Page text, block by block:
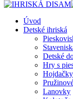
Úvod
Detské ihriská
Detské
Hry s
Hojdačky
Lanovky